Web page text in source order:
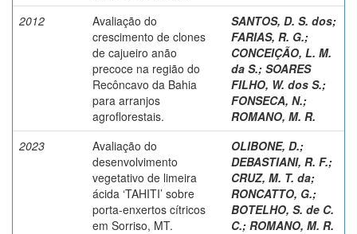
2012
Avaliação do
crescimento de clones
de cajueiro anão
precoce na região do
Recôncavo da Bahia
para arranjos
agroflorestais.
SANTOS, D. S. dos;
FARIAS, R. G.;
CONCEIÇÃO, L. M.
da S.; SOARES
FILHO, W. dos S.;
FONSECA, N.;
ROMANO, M. R.
2023
Avaliação do
desenvolvimento
vegetativo de limeira
ácida ‘TAHITI’ sobre
porta-enxertos cítricos
em Sorriso, MT.
OLIBONE, D.;
DEBASTIANI, R. F.;
CRUZ, M. T. da;
RONCATTO, G.;
BOTELHO, S. de C.
C.; ROMANO, M. R.